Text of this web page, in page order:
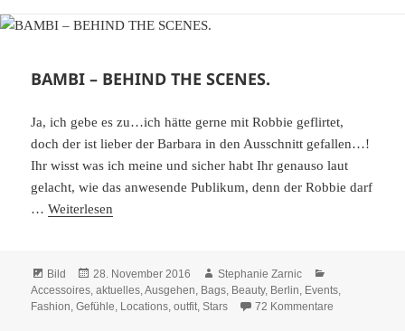
BAMBI – BEHIND THE SCENES.
Ja, ich gebe es zu…ich hätte gerne mit Robbie geflirtet,
doch der ist lieber der Barbara in den Ausschnitt gefallen…!
Ihr wisst was ich meine und sicher habt Ihr genauso laut
gelacht, wie das anwesende Publikum, denn der Robbie darf
…Weiterlesen
Format
Bild
Veröffentlicht
am
28. November 2016 Autor
Stephanie Zarnic
Accessoires,aktuelles,Ausgehen, Bags, Beauty, Berlin, Events,
Fashion,Gefühle, Locations,outfit,Stars 72 Kommentare